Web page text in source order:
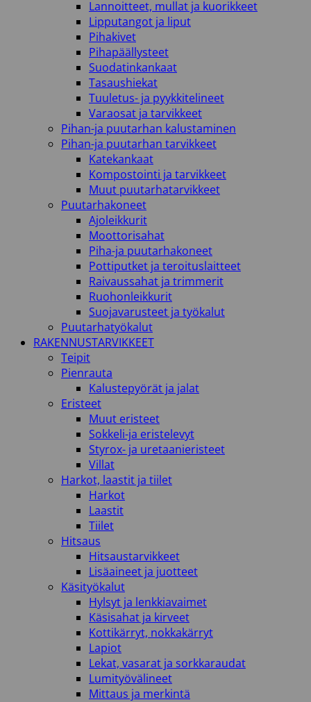
Lannoitteet, mullat ja kuorikkeet
Lipputangot ja liput
Pihakivet
Pihapäällysteet
Suodatinkankaat
Tasaushiekat
Tuuletus- ja pyykkitelineet
Varaosat ja tarvikkeet
Pihan-ja puutarhan kalustaminen
Pihan-ja puutarhan tarvikkeet
Katekankaat
Kompostointi ja tarvikkeet
Muut puutarhatarvikkeet
Puutarhakoneet
Ajoleikkurit
Moottorisahat
Piha-ja puutarhakoneet
Pottiputket ja teroituslaitteet
Raivaussahat ja trimmerit
Ruohonleikkurit
Suojavarusteet ja työkalut
Puutarhatyökalut
RAKENNUSTARVIKKEET
Teipit
Pienrauta
Kalustepyörät ja jalat
Eristeet
Muut eristeet
Sokkeli-ja eristelevyt
Styrox- ja uretaanieristeet
Villat
Harkot, laastit ja tiilet
Harkot
Laastit
Tiilet
Hitsaus
Hitsaustarvikkeet
Lisäaineet ja juotteet
Käsityökalut
Hylsyt ja lenkkiavaimet
Käsisahat ja kirveet
Kottikärryt, nokkakärryt
Lapiot
Lekat, vasarat ja sorkkaraudat
Lumityövälineet
Mittaus ja merkintä